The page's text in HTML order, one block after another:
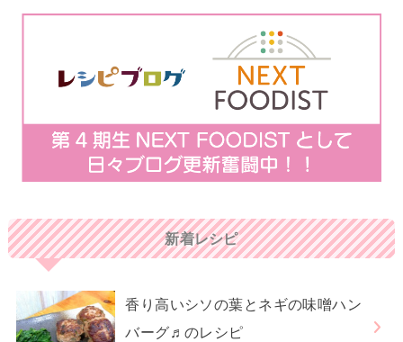
新着レシピ
香り高いシソの葉とネギの味噌ハン
バーグ♬のレシピ